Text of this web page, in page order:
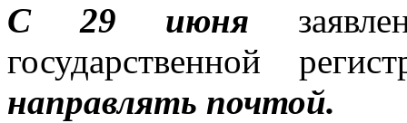
С 29 июня
государственной
направлять почтой.